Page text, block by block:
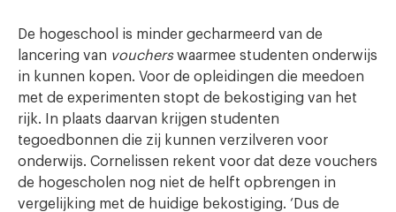
De hogeschool is minder gecharmeerd van de
lancering van voucherswaarmee studenten onderwijs
in kunnen kopen. Voor de opleidingen die meedoen
met de experimenten stopt de bekostiging van het
rijk. In plaats daarvan krijgen studenten
tegoedbonnen die zij kunnen verzilveren voor
onderwijs. Cornelissen rekent voor dat deze vouchers
de hogescholen nog niet de helft opbrengen in
vergelijking met de huidige bekostiging. ‘Dus de